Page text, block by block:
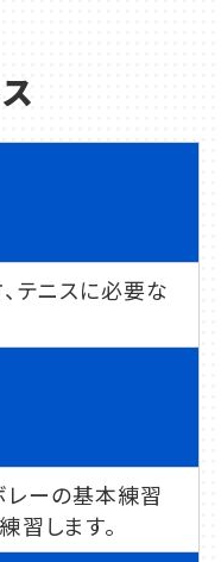
テニスに必要な
レーの基本練習
習します。